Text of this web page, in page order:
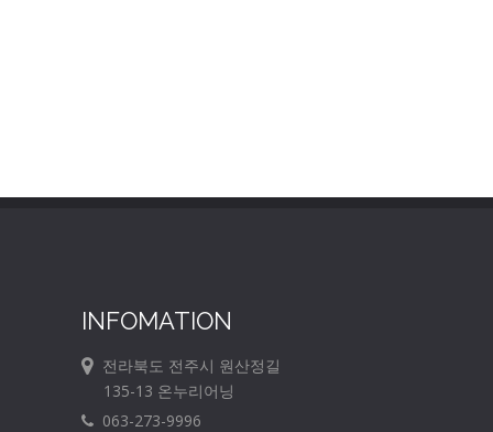
INFOMATION
전라북도 전주시 원산정길
135-13 온누리어닝
063-273-9996